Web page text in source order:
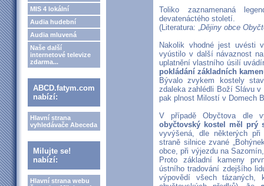
MIS 4 lokální
Audia hudební
Audia mluvená
Naše další
internetové televize
zdarma...
ABCD.fatym.com
nabízí:
Hlavní strana
vyhledávače Abeceda
Milujte se!
nabízí:
Hlavní strana webu
Toliko zaznamenaná
devatenáctého století.
(Literatura: „Dějiny obce
Nakolik vhodné jest uvésti
vyústilo v další návaznost
uplatnění vlastního úsilí
pokládání základních
Bývalo zvykem kostely
zdaleka zahlédli Boží Slávu
pak plnost Milostí v Domech
V případě Obyčtova dle
obyčtovský kostel měl prý
vyvýšená, dle některých
straně silnice zvané
obce, při výjezdu na Sazomín,
Proto základní kameny
ústního tradování zdejšího
výpovědí všech